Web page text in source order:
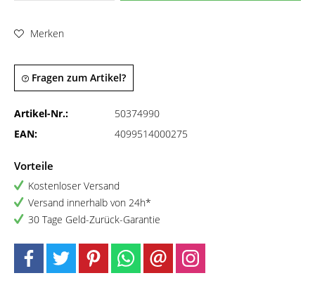
Merken
Fragen zum Artikel?
Artikel-Nr.:
50374990
EAN:
4099514000275
Vorteile
Kostenloser Versand
Versand innerhalb von 24h*
30 Tage Geld-Zurück-Garantie